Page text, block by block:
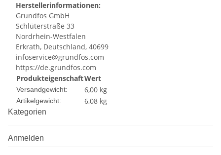
Herstellerinformationen:
Grundfos GmbH
Schlüterstraße 33
Nordrhein-Westfalen
Erkrath, Deutschland, 40699
infoservice@grundfos.com
https://de.grundfos.com
ProdukteigenschaftWert
Versandgewicht: 6,00 kg
Artikelgewicht: 6,08 kg
Kategorien
Anmelden